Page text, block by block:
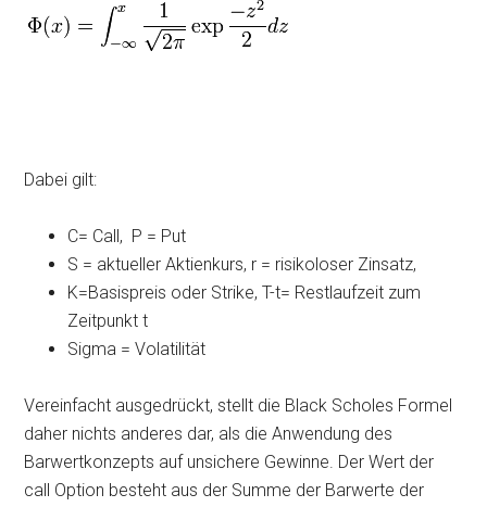
Dabei gilt:
C= Call, P = Put
S = aktueller Aktienkurs, r = risikoloser Zinsatz,
K=Basispreis oder Strike, T-t= Restlaufzeit zum
Zeitpunkt t
Sigma = Volatilität
Vereinfacht ausgedrückt, stellt die Black Scholes Formel
daher nichts anderes dar, als die Anwendung des
Barwertkonzepts auf unsichere Gewinne. Der Wert der
call Option besteht aus der Summe der Barwerte der